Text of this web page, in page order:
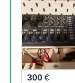
300 €